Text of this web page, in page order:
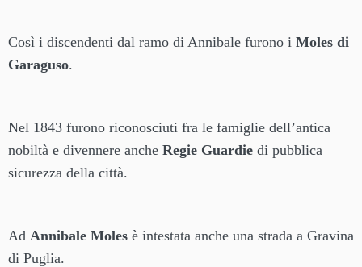
Così i discendenti dal ramo di Annibale furono i Moles di
Garaguso.
Nel 1843 furono riconosciuti fra le famiglie dell’antica
nobiltà e divennere anche Regie Guardie di pubblica
sicurezza della città.
Ad Annibale Moles è intestata anche una strada a Gravina
di Puglia.